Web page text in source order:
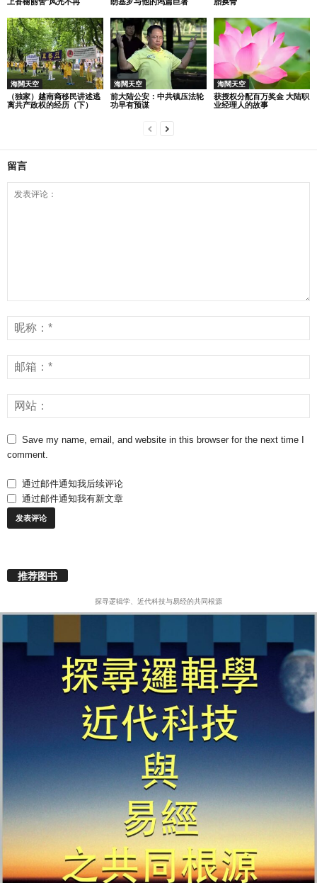
海闊天空
（独家）越南裔移民讲述逃
离共产政权的经历（下）
海闊天空
前大陆公安：中共镇压法轮
功早有预谋
海闊天空
获授权分配百万奖金 大陆职
业经理人的故事
留言
Save my name, email, and website in this browser for the next time I
comment.
通过邮件通知我后续评论
通过邮件通知我有新文章
推荐图书
探寻逻辑学、近代科技与易经的共同根源